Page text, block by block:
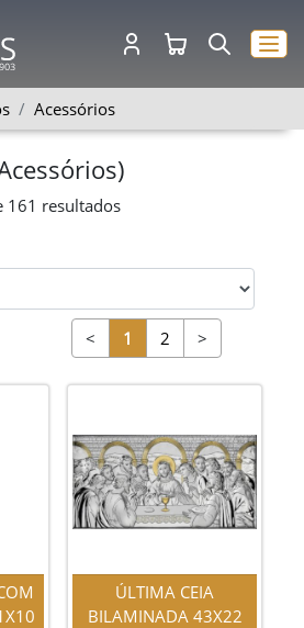
Acessórios
161 resultados
< 1 2 >
ÚLTIMA CEIA
BILAMINADA 43X22